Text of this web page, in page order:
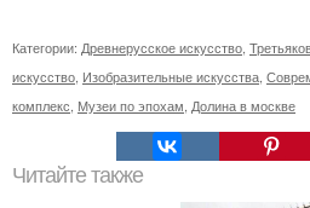
Категории: Древнерусское искусство
искусство Изобразительные искусства
комплекс Музеи по эпохам Долина в москве
Читайте также